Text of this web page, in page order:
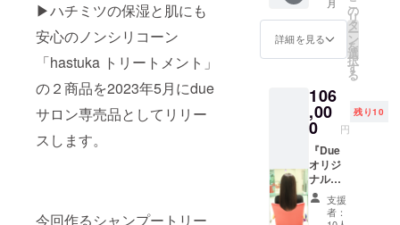
▶︎ハチミツの保湿と肌にも
安心のノンシリコーン
「hastuka トリートメント」
の２商品を2023年5月にdue
サロン専売品としてリリー
スします。
今回作るシャンプートリー
AND
NATUR
AL OIL
ent（50
ハチ
ミツの
保湿と
肌にも
安心の
ノンシ
リコー
ン ・
Liruka
+Liruka
の各3
セット9
a
NATUR
AL OIL
Shamp
oo
（500m
l） 天
然オイ
ル成分
期限無
期限)』
▼施術
内容 カ
ウンセ
カラー
リング•
ヘアデ
トック
ス•栄養
補給•
カット•
セット•
ブロー
▼施術
詳細を見る
の
リ
タ
ー
ン
を
選
択
す
る
106
,00
0 円
残り10
『Due
オリジ
ナル髪
質改善
（エス
テ） 6
支援
者：